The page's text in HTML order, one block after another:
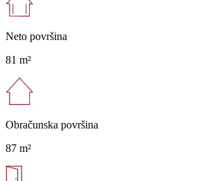
Neto površina
81 m²
Obračunska površina
87 m²